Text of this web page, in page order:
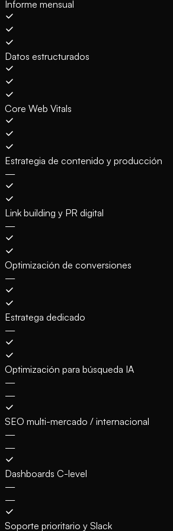
Informe mensual
Datos estructurados
Core Web Vitals
Estrategia de contenido y producción
—
Link building y PR digital
—
Optimización de conversiones
—
Estratega dedicado
—
Optimización para búsqueda IA
—
—
SEO multi-mercado / internacional
—
—
Dashboards C-level
—
—
Soporte prioritario y Slack